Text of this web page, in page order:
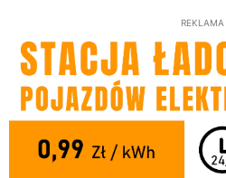
REKLAMA